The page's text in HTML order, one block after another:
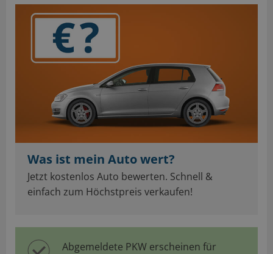
Was ist mein Auto wert?
Jetzt kostenlos Auto bewerten. Schnell &
einfach zum Höchstpreis verkaufen!
Abgemeldete PKW erscheinen für